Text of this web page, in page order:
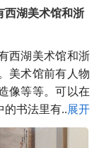
西湖美术馆和浙
西湖美术馆和浙
美术馆前有人物
像等等。可以在
的书法里有...展开